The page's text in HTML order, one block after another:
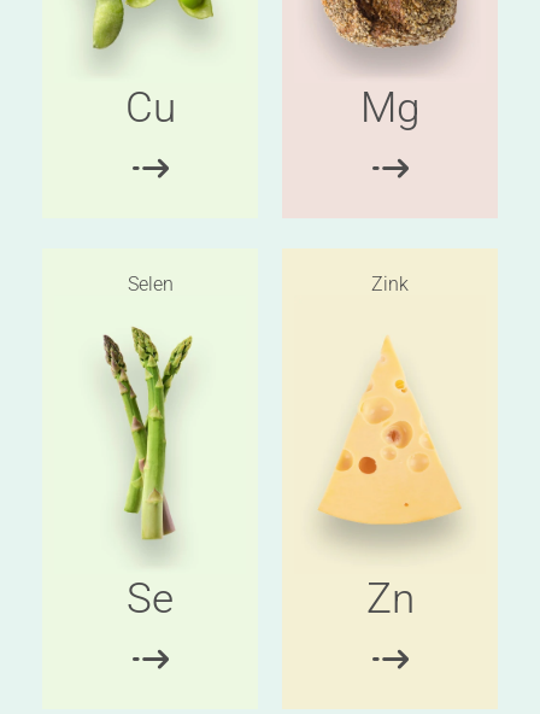
Cu Mg
Selen
Se
Zink
Zn